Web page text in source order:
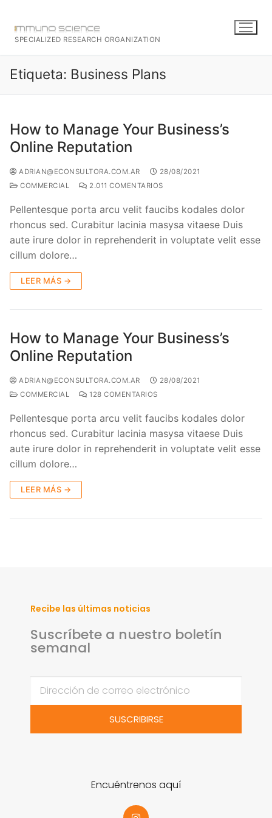
SPECIALIZED RESEARCH ORGANIZATION
Etiqueta: Business Plans
How to Manage Your Business’s
Online Reputation
ADRIAN@ECONSULTORA.COM.AR
28/08/2021
COMMERCIAL
2.011 COMENTARIOS
Pellentesque porta arcu velit faucibs kodales dolor
rhoncus sed. Curabitur lacinia masysa vitaese Duis
aute irure dolor in reprehenderit in voluptate velit esse
cillum dolore…
LEER MÁS →
How to Manage Your Business’s
Online Reputation
ADRIAN@ECONSULTORA.COM.AR
28/08/2021
COMMERCIAL
128 COMENTARIOS
Pellentesque porta arcu velit faucibs kodales dolor
rhoncus sed. Curabitur lacinia masysa vitaese Duis
aute irure dolor in reprehenderit in voluptate velit esse
cillum dolore…
LEER MÁS →
Recibe las últimas noticias
Suscríbete a nuestro boletín
semanal
SUSCRIBIRSE
Encuéntrenos aquí